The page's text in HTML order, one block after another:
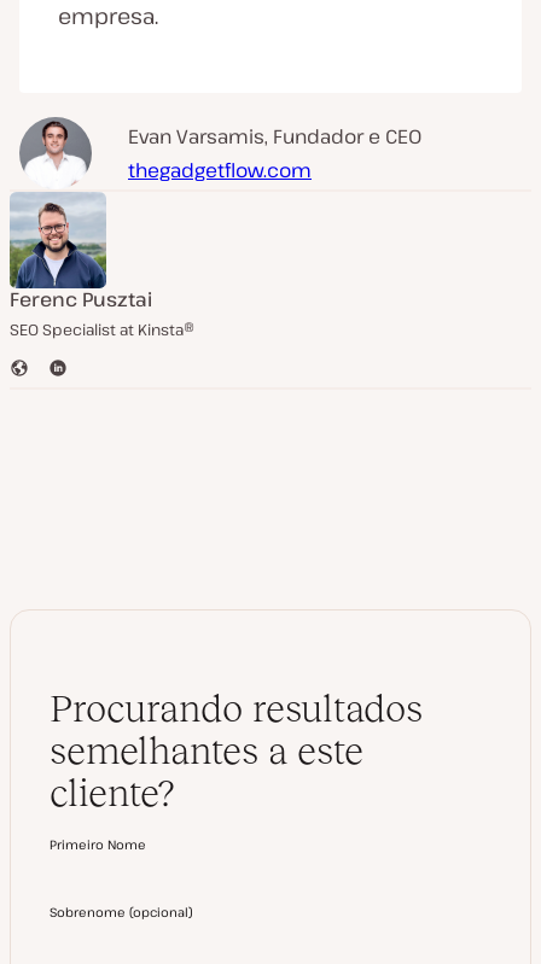
empresa.
Evan Varsamis, Fundador e CEO
thegadgetflow.com
Ferenc Pusztai
SEO Specialist at Kinsta®
S
L
Procurando resultados
semelhantes a este
cliente?
Primeiro Nome
Sobrenome (opcional)